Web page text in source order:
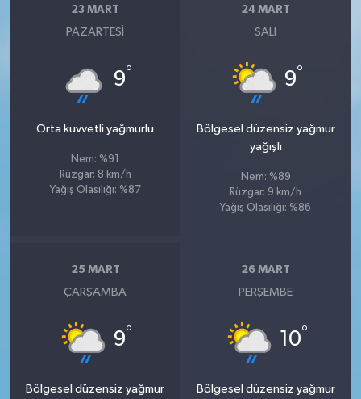
23 MART
PAZARTESI
9°
Orta kuvvetli yağmurlu
Nem: %91
Rüzgar: 8 km/h
Yağış Olasılığı: %87
24 MART
SALI
9°
Bölgesel düzensiz yağmur
yağışlı
Nem: %89
Rüzgar: 9 km/h
Yağış Olasılığı: %86
25 MART
ÇARŞAMBA
9°
Bölgesel düzensiz yağmur
26 MART
PERŞEMBE
10°
Bölgesel düzensiz yağmur